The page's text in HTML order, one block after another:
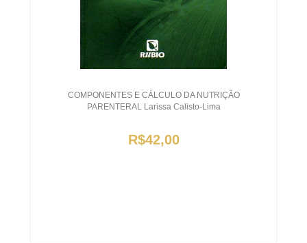
COMPONENTES E CÁLCULO DA NUTRIÇÃO
PARENTERAL Larissa Calisto-Lima
R$42,00